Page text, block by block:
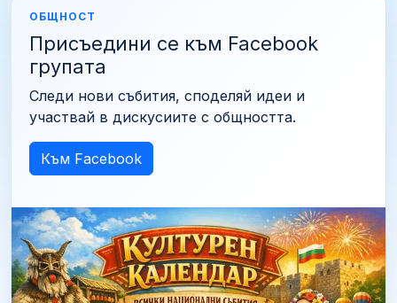
ОБЩНОСТ
Присъедини се към Facebook
групата
Следи нови събития, споделяй идеи и
участвай в дискусиите с общността.
Към Facebook